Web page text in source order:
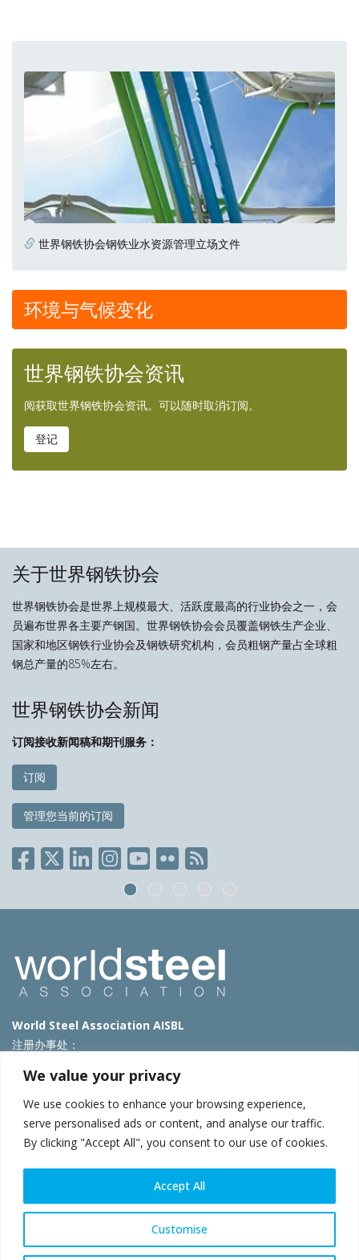
We value your privacy
We use cookies to enhance your browsing experience,
serve personalised ads or content, and analyse our traffic.
By clicking "Accept All", you consent to our use of cookies.
Customise
Accept All
世界钢铁协会钢铁业水资源管理立场文件
环境与气候变化
世界钢铁协会资讯
阅获取世界钢铁协会资讯。可以随时取消订阅。
登记
关于世界钢铁协会
世界钢铁协会是世界上规模最大、活跃度最高的行业协会之一，会
员遍布世界各主要产钢国。世界钢铁协会会员覆盖钢铁生产企业、
国家和地区钢铁行业协会及钢铁研究机构，会员粗钢产量占全球粗
钢总产量的85%左右。
世界钢铁协会新闻
订阅接收新闻稿和期刊服务：
订阅
管理您当前的订阅
World Steel Association AISBL
注册办事处：
T: +32 2 702 89 00 – E:steel@worldsteel.org
北京市朝阳区霄云路40号院国航世纪大厦1号楼3层3F
E:china@worldsteel.org
使用条款|隐私政策
|网站地图|VAT Number BE 0406.597.373
steeluniversity.org